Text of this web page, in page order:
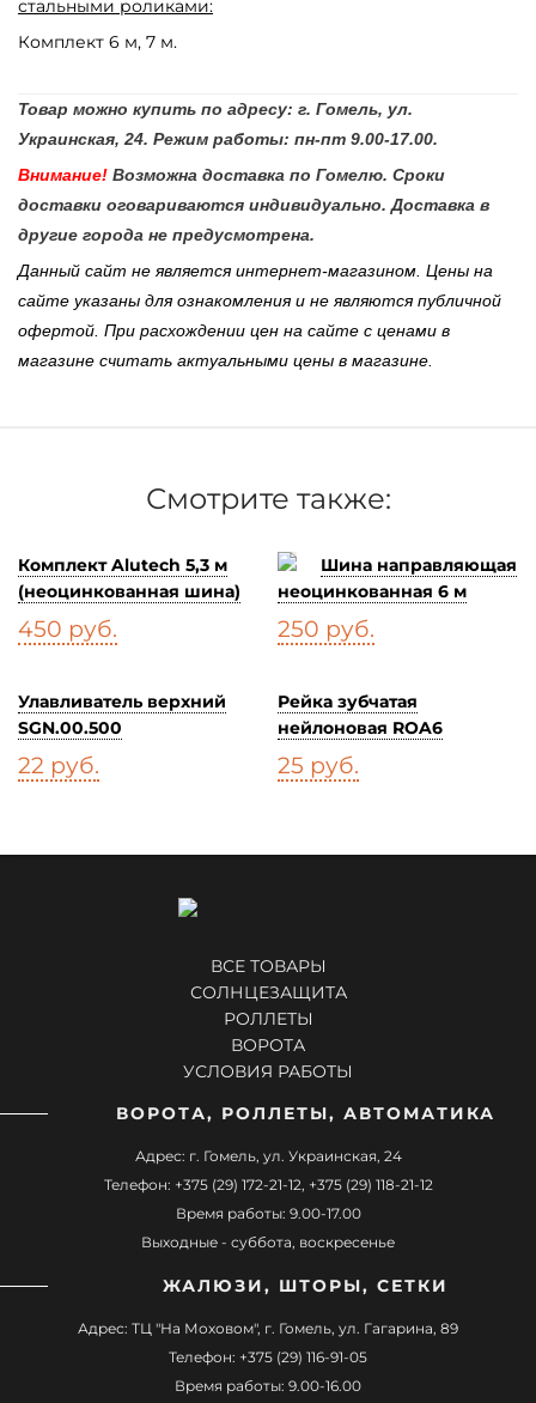
стальными роликами:
Комплект 6 м, 7 м.
Товар можно купить по адресу: г. Гомель, ул.
Украинская, 24. Режим работы: пн-пт 9.00-17.00.
Внимание! Возможна доставка по Гомелю. Сроки
доставки оговариваются индивидуально. Доставка в
другие города не предусмотрена.
Данный сайт не является интернет-магазином. Цены на
сайте указаны для ознакомления и не являются публичной
офертой. При расхождении цен на сайте с ценами в
магазине считать актуальными цены в магазине.
Смотрите также:
Комплект Alutech 5,3 м
(неоцинкованная шина)
450 руб.
Шина направляющая
неоцинкованная 6 м
250 руб.
Улавливатель верхний
SGN.00.500
22 руб.
Рейка зубчатая
нейлоновая ROA6
25 руб.
ВСЕ ТОВАРЫ
СОЛНЦЕЗАЩИТА
РОЛЛЕТЫ
ВОРОТА
УСЛОВИЯ РАБОТЫ
ВОРОТА, РОЛЛЕТЫ, АВТОМАТИКА
Адрес: г. Гомель, ул. Украинская, 24
Телефон: +375 (29) 172-21-12, +375 (29) 118-21-12
Время работы: 9.00-17.00
Выходные - суббота, воскресенье
ЖАЛЮЗИ, ШТОРЫ, СЕТКИ
Адрес: ТЦ "На Моховом", г. Гомель, ул. Гагарина, 89
Телефон: +375 (29) 116-91-05
Время работы: 9.00-16.00